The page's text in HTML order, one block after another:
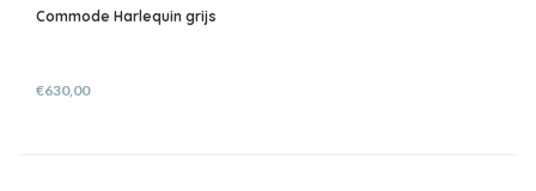
Commode Harlequin grijs
€630,00